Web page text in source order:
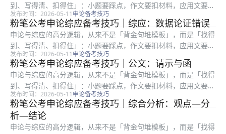
到、写得清、扣得住」：小题要踩点，作文要扣材料，应用文要顾
格式与对象。很多在职考生时间有限，更容易陷入「练了很多篇却
提分慢」：常见根因是要么通读材料浪费时间，要么要点合并过
度、要么书...
发布时间：2026-05-11 申论备考技巧
粉笔公考申论综应备考技巧｜综应：数据论证错误
申论与综应的高分逻辑，从来不是「背金句堆模板」，而是「找得
到、写得清、扣得住」：小题要踩点，作文要扣材料，应用文要顾
格式与对象。很多在职考生时间有限，更容易陷入「练了很多篇却
提分慢」：常见根因是要么通读材料浪费时间，要么要点合并过
度、要么书...
发布时间：2026-05-11 申论备考技巧
粉笔公考申论综应备考技巧｜公文：请示与函
申论与综应的高分逻辑，从来不是「背金句堆模板」，而是「找得
到、写得清、扣得住」：小题要踩点，作文要扣材料，应用文要顾
格式与对象。很多在职考生时间有限，更容易陷入「练了很多篇却
提分慢」：常见根因是要么通读材料浪费时间，要么要点合并过
度、要么书...
发布时间：2026-05-11 申论备考技巧
粉笔公考申论综应备考技巧｜综合分析：观点—分
析—结论
申论与综应的高分逻辑，从来不是「背金句堆模板」，而是「找得